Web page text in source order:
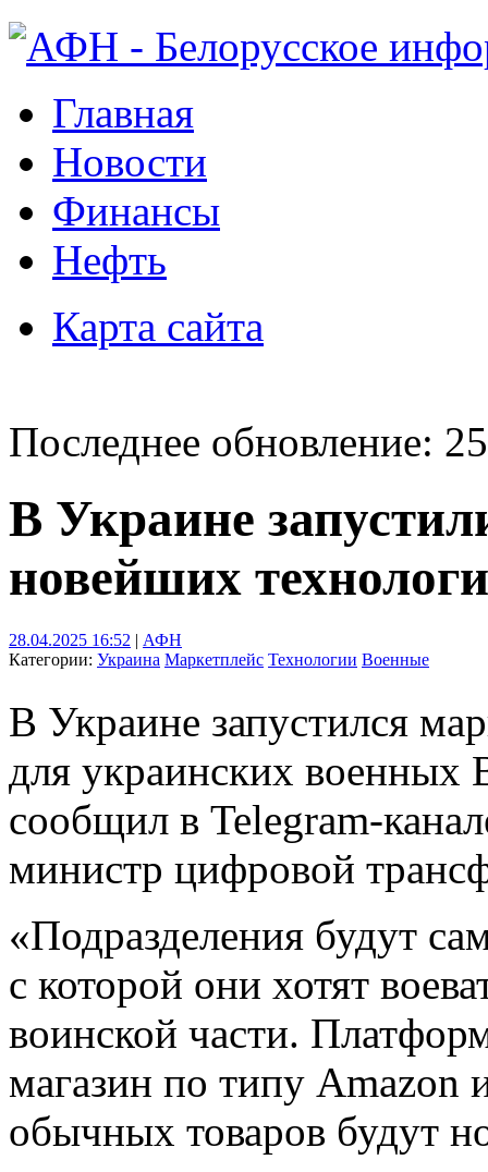
Главная
Новости
Финансы
Нефть
Карта сайта
Последнее обновление:
В Украине
новейших
28.04.2025 16:52 | АФН
Категории: Украина Маркетплейс Технологии Военные
В Украине запустился
для украинских военных
сообщил в Telegram-
министр цифровой
«Подразделения будут
с которой они хотят
воинской части.
магазин по типу Amazon
обычных товаров будут